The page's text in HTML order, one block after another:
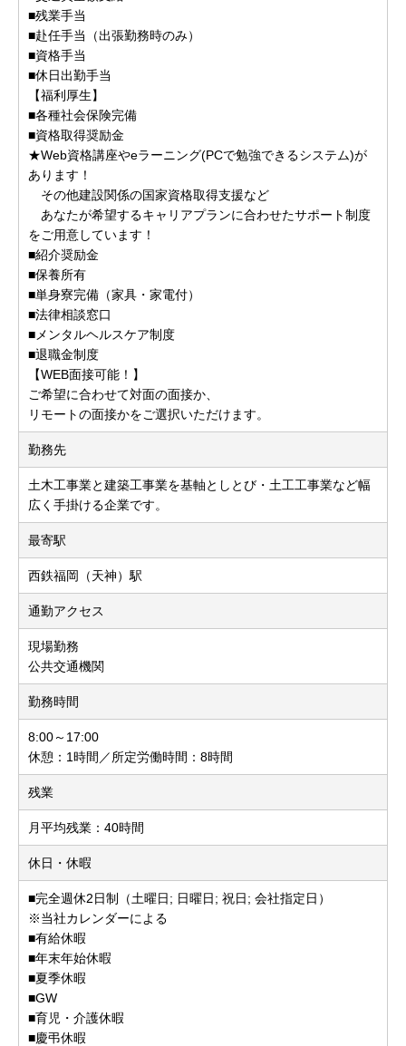
■残業手当
■赴任手当（出張勤務時のみ）
■資格手当
■休日出勤手当
【福利厚生】
■各種社会保険完備
■資格取得奨励金
★Web資格講座やeラーニング(PCで勉強できるシステム)が
あります！
その他建設関係の国家資格取得支援など
あなたが希望するキャリアプランに合わせたサポート制度
をご用意しています！
■紹介奨励金
■保養所有
■単身寮完備（家具・家電付）
■法律相談窓口
■メンタルヘルスケア制度
■退職金制度
【WEB面接可能！】
ご希望に合わせて対面の面接か、
リモートの面接かをご選択いただけます。
勤務先
土木工事業と建築工事業を基軸としとび・土工工事業など幅
広く手掛ける企業です。
最寄駅
西鉄福岡（天神）駅
通勤アクセス
現場勤務
公共交通機関
勤務時間
8:00～17:00
休憩：1時間／所定労働時間：8時間
残業
月平均残業：40時間
休日・休暇
■完全週休2日制（土曜日; 日曜日; 祝日; 会社指定日）
※当社カレンダーによる
■有給休暇
■年末年始休暇
■夏季休暇
■GW
■育児・介護休暇
■慶弔休暇